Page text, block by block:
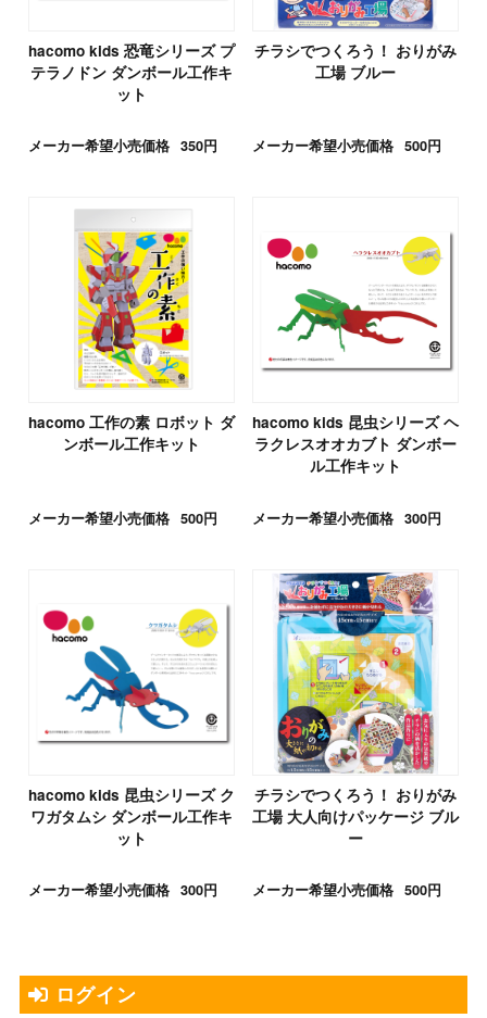
hacomo kids 恐竜シリーズ プ
テラノドン ダンボール工作キ
ット
メーカー希望小売価格 350円
チラシでつくろう！ おりがみ
工場 ブルー
メーカー希望小売価格 500円
hacomo 工作の素 ロボット ダ
ンボール工作キット
メーカー希望小売価格 500円
hacomo kids 昆虫シリーズ ヘ
ラクレスオオカブト ダンボー
ル工作キット
メーカー希望小売価格 300円
hacomo kids 昆虫シリーズ ク
ワガタムシ ダンボール工作キ
ット
メーカー希望小売価格 300円
チラシでつくろう！ おりがみ
工場 大人向けパッケージ ブル
ー
メーカー希望小売価格 500円
ログイン